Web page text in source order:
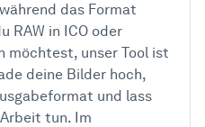
das Format
RAW in ICO oder
möchtest, unser Tool ist
deine Bilder hoch,
und lass
tun. Im